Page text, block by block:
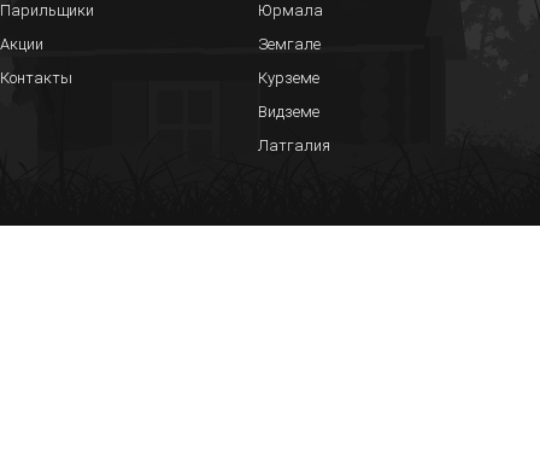
Парильщики
Акции
Контакты
Юрмала
Земгале
Курземе
Видземе
Латгалия